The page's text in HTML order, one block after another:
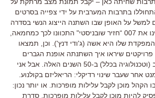
בתרבות המערבית על ידי צפייה בסרטים
למשל על האופן שבו השתנה הייצוג הנשי בסדרה
מאז 1962: אז, כשכינו את 007 “חזיר שובניסטי" התכוונו לכך כמחמאה,
כפיצוי, המפקדת שלו היא אשה (ג'ודי דנץ'). וכן, תמצאו
פרויקטים שיראו איך השתנתה אופנת הגברים
וטכנולוגיית כלי הרכב (וטכנולוגיה בכלל) ב-50 השנים האלה. אבל אני
אחר שעבר שינוי רדיקלי: הריאליזם בקולנוע.
הקהל מוכן לקבל עלילות מופרכות. או יותר נכון:
להיות מוכן לקבל עלילות מופרכות. סדרת